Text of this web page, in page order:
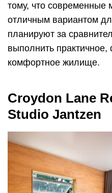
тому, что современные
отличным вариантом
планируют за
выполнить
комфортное жилище.
Croydon Lane
Studio Jantzen